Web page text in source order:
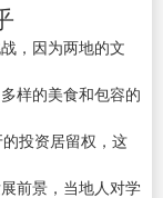
，因为两地的文
样的美食和包容的
投资居留权，这
前景，当地人对学